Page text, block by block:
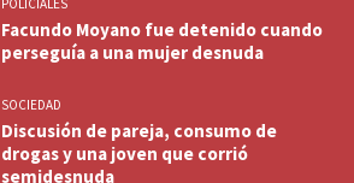
Facundo Moyano fue detenido cuando
perseguía a una mujer desnuda
SOCIEDAD
Discusión de pareja, consumo de
drogas y una joven que corrió
semidesnuda